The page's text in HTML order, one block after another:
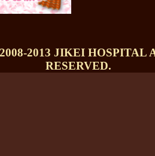
2013 JIKEI HOSPITAL
RESERVED.